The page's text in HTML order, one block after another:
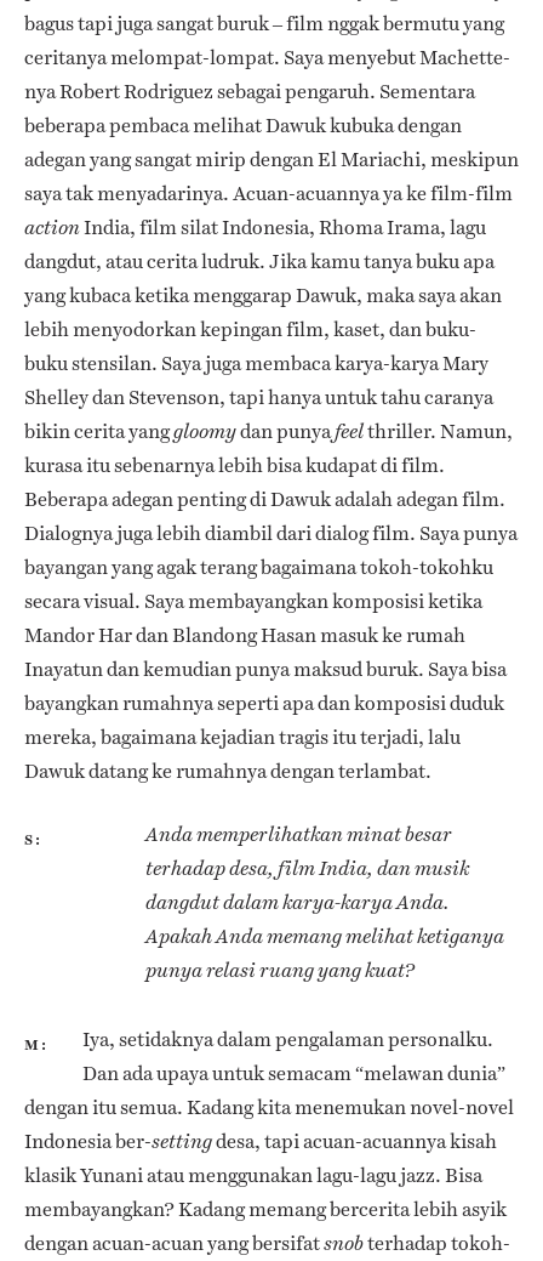
bagus tapi juga sangat buruk – film nggak bermutu yang
ceritanya melompat-lompat. Saya menyebut Machette-
nya Robert Rodriguez sebagai pengaruh. Sementara
beberapa pembaca melihat Dawuk kubuka dengan
adegan yang sangat mirip dengan El Mariachi, meskipun
saya tak menyadarinya. Acuan-acuannya ya ke film-film
actionIndia, film silat Indonesia, Rhoma Irama, lagu
dangdut, atau cerita ludruk. Jika kamu tanya buku apa
yang kubaca ketika menggarap Dawuk, maka saya akan
lebih menyodorkan kepingan film, kaset, dan buku-
buku stensilan. Saya juga membaca karya-karya Mary
Shelley dan Stevenson, tapi hanya untuk tahu caranya
bikin cerita yanggloomydan punyafeelthriller. Namun,
kurasa itu sebenarnya lebih bisa kudapat di film.
Beberapa adegan penting di Dawuk adalah adegan film.
Dialognya juga lebih diambil dari dialog film. Saya punya
bayangan yang agak terang bagaimana tokoh-tokohku
secara visual. Saya membayangkan komposisi ketika
Mandor Har dan Blandong Hasan masuk ke rumah
Inayatun dan kemudian punya maksud buruk. Saya bisa
bayangkan rumahnya seperti apa dan komposisi duduk
mereka, bagaimana kejadian tragis itu terjadi, lalu
Dawuk datang ke rumahnya dengan terlambat.
S
Anda memperlihatkan minat besar
terhadap desa, film India, dan musik
dangdut dalam karya-karya Anda.
Apakah Anda memang melihat ketiganya
punya relasi ruang yang kuat?
M
Iya, setidaknya dalam pengalaman personalku.
Dan ada upaya untuk semacam “melawan dunia”
dengan itu semua. Kadang kita menemukan novel-novel
Indonesia ber-settingdesa, tapi acuan-acuannya kisah
klasik Yunani atau menggunakan lagu-lagu jazz. Bisa
membayangkan? Kadang memang bercerita lebih asyik
dengan acuan-acuan yang bersifatsnobterhadap tokoh-